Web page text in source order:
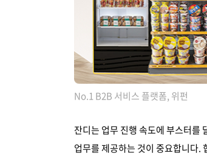
No.1 B2B 서비스 플랫폼, 위펀
잔디는 업무 진행 속도에 부스터를
업무를 제공하는 것이 중요합니다.